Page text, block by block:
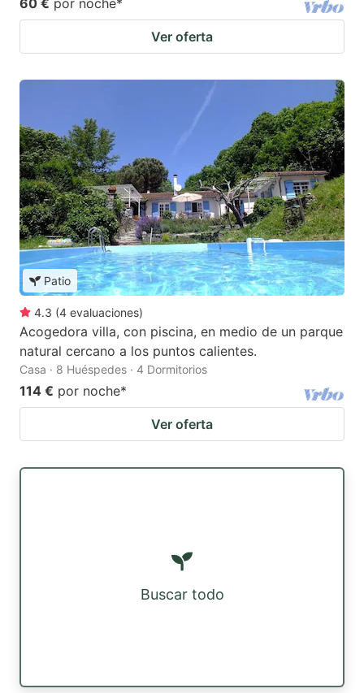
Ver oferta
Patio
4.3 (4 evaluaciones)
Acogedora villa, con piscina, en medio de un parque
natural cercano a los puntos calientes.
Casa · 8 Huéspedes · 4 Dormitorios
114 € por noche*
Ver oferta
Buscar todo